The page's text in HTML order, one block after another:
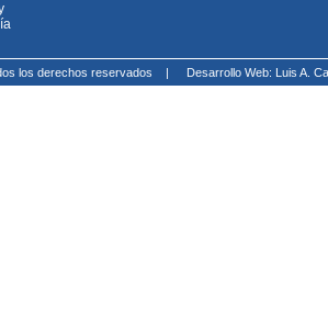
los derechos reservados | Desarrollo Web: Luis